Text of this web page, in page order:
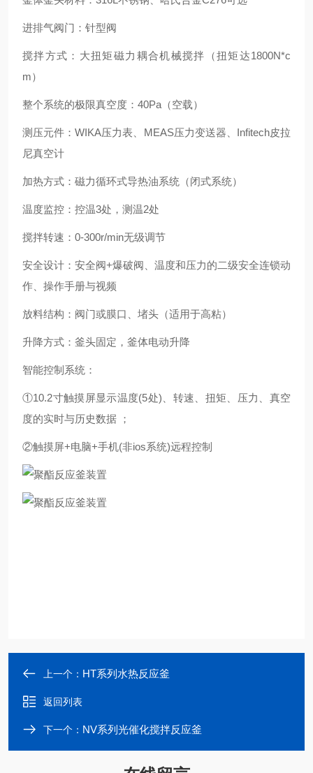
进排气阀门：针型阀
搅拌方式：大扭矩磁力耦合机械搅拌（扭矩达1800N*c
m）
整个系统的极限真空度：40Pa（空载）
测压元件：WIKA压力表、MEAS压力变送器、Infitech皮拉
尼真空计
加热方式：磁力循环式导热油系统（闭式系统）
温度监控：控温3处，测温2处
搅拌转速：0-300r/min无级调节
安全设计：安全阀+爆破阀、温度和压力的二级安全连锁动
作、操作手册与视频
放料结构：阀门或膜口、堵头（适用于高粘）
升降方式：釜头固定，釜体电动升降
智能控制系统：
①10.2寸触摸屏显示温度(5处)、转速、扭矩、压力、真空
度的实时与历史数据 ；
②触摸屏+电脑+手机(非ios系统)远程控制
上一个： HT系列水热反应釜
返回列表
下一个： NV系列光催化搅拌反应釜